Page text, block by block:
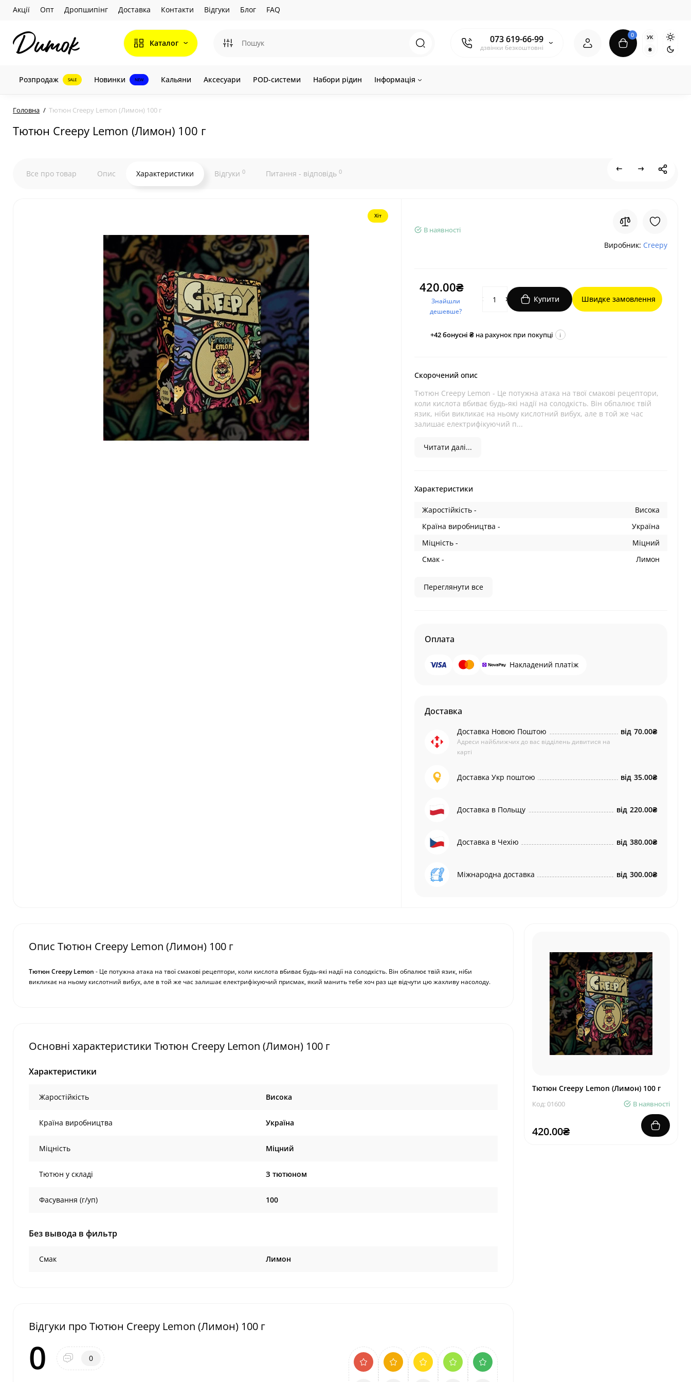
Акції Опт Дропшипінг Доставка Контакти Відгуки Блог FAQ
Каталог 073 619-66-99
дзвінки безкоштовні
0
УК
₴
Розпродаж SALE Новинки NEW Кальяни Аксесуари POD-системи Набори рідин Інформація
Головна Тютюн Creepy Lemon (Лимон) 100 г
Тютюн Creepy Lemon (Лимон) 100 г
Все про товар Опис Характеристики Відгуки 0 Питання - відповідь 0
Хіт
В наявності
Виробник: Creepy
420.00₴
Знайшли
дешевше?
Купити Швидке замовлення
+42бонусні ₴на рахунок при покупці i
Скорочений опис
Тютюн Creepy Lemon - Це потужна атака на твої смакові рецептори,
коли кислота вбиває будь-які надії на солодкість. Він обпалює твій
язик, ніби викликає на ньому кислотний вибух, але в той же час
залишає електрифікуючий п...
Читати далі...
Характеристики
Жаростійкість -
Висока
Країна виробництва -
Україна
Міцність -
Міцний
Смак -
Лимон
Переглянути все
Оплата
Накладений платіж
Доставка
Доставка Новою Поштою
Адреси найближчих до вас відділень дивитися на
карті
від 70.00₴
Доставка Укр поштою від 35.00₴
Доставка в Польщу від 220.00₴
Доставка в Чехію від 380.00₴
Міжнародна доставка від 300.00₴
Опис Тютюн Creepy Lemon (Лимон) 100 г
Тютюн Creepy Lemon - Це потужна атака на твої смакові рецептори, коли кислота вбиває будь-які надії на солодкість. Він обпалює твій язик, ніби
викликає на ньому кислотний вибух, але в той же час залишає електрифікуючий присмак, який манить тебе хоч раз ще відчути цю жахливу насолоду.
Основні характеристики Тютюн Creepy Lemon (Лимон) 100 г
Характеристики
Жаростійкість Висока
Країна виробництва Україна
Міцність Міцний
Тютюн у складі З тютюном
Фасування (г/уп) 100
Без вывода в фильтр
Смак Лимон
Відгуки про Тютюн Creepy Lemon (Лимон) 100 г
0 0
Тютюн Creepy Lemon (Лимон) 100 г
Код: 01600 В наявності
420.00₴